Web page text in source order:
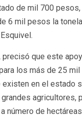
de mil 700 pesos,
6 mil pesos la
precisó que este
los más de 25 mil
existen en el estado
agricultores,
número de